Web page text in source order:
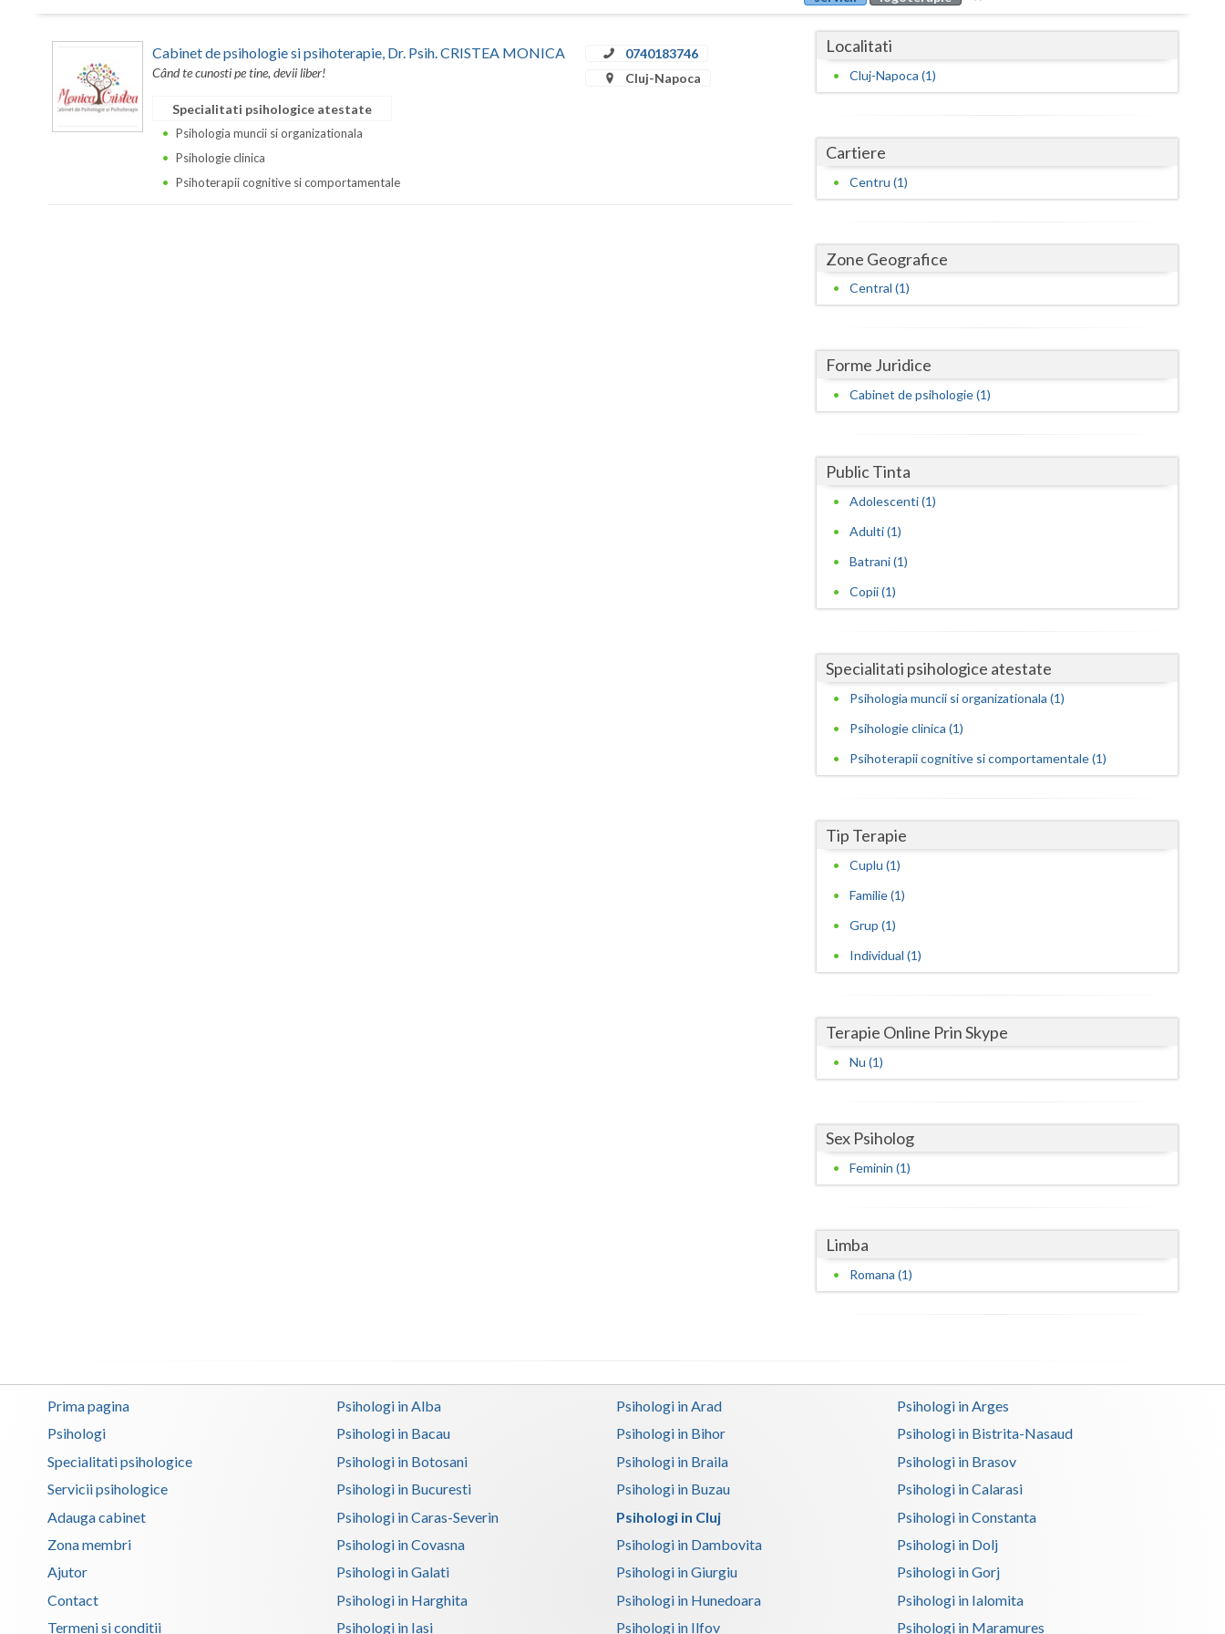
Buzau
Galati
Harghita
Mures
Neamt
Olt
Prahova
Satu-Mare
Tulcea
Cabinet de psihologie si psihoterapie, Dr. Psih. CRISTEA MONICA
Când te cunosti pe tine, devii liber!
0740183746
Cluj-Napoca
Specialitati psihologice atestate
Psihologia muncii si organizationala
Psihologie clinica
Psihoterapii cognitive si comportamentale
Localitati
Cluj-Napoca (1)
Cartiere
Centru (1)
Zone Geografice
Central (1)
Forme Juridice
Cabinet de psihologie (1)
Public Tinta
Adolescenti (1)
Adulti (1)
Batrani (1)
Copii (1)
Specialitati psihologice atestate
Psihologia muncii si organizationala (1)
Psihologie clinica (1)
Psihoterapii cognitive si comportamentale (1)
Tip Terapie
Cuplu (1)
Familie (1)
Grup (1)
Individual (1)
Terapie Online Prin Skype
Nu (1)
Sex Psiholog
Feminin (1)
Limba
Romana (1)
Prima pagina
Psihologi
Specialitati psihologice
Servicii psihologice
Adauga cabinet
Zona membri
Ajutor
Contact
Termeni si conditii
Psihologi in Alba Psihologi in Arad
Psihologi in Arges
Psihologi in Bacau
Psihologi in Bihor
Psihologi in Bistrita-Nasaud
Psihologi in Botosani
Psihologi in Braila
Psihologi in Brasov
Psihologi in Bucuresti
Psihologi in Buzau
Psihologi in Calarasi
Psihologi in Caras-Severin
Psihologi in Cluj
Psihologi in Constanta
Psihologi in Covasna
Psihologi in Dambovita
Psihologi in Dolj
Psihologi in Galati
Psihologi in Giurgiu
Psihologi in Gorj
Psihologi in Harghita
Psihologi in Hunedoara
Psihologi in Ialomita
Psihologi in Iasi
Psihologi in Ilfov Psihologi in Maramures